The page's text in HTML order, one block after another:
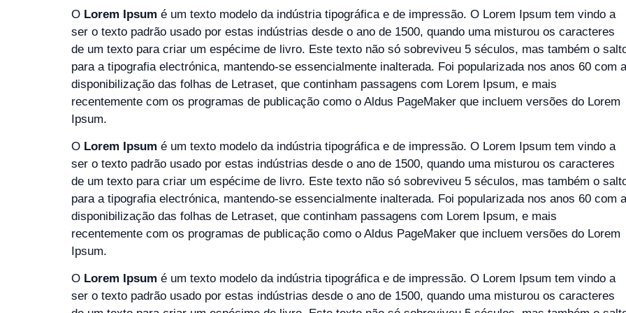
O Lorem Ipsum é um texto modelo da indústria tipográfica e de impressão. O Lorem Ipsum tem vindo a
ser o texto padrão usado por estas indústrias desde o ano de 1500, quando uma misturou os caracteres
de um texto para criar um espécime de livro. Este texto não só sobreviveu 5 séculos, mas também o
para a tipografia electrónica, mantendo-se essencialmente inalterada. Foi popularizada nos anos 60 com a
disponibilização das folhas de Letraset, que continham passagens com Lorem Ipsum, e mais
recentemente com os programas de publicação como o Aldus PageMaker que incluem versões do Lorem
Ipsum.
O Lorem Ipsum é um texto modelo da indústria tipográfica e de impressão. O Lorem Ipsum tem vindo a
ser o texto padrão usado por estas indústrias desde o ano de 1500, quando uma misturou os caracteres
de um texto para criar um espécime de livro. Este texto não só sobreviveu 5 séculos, mas também o
para a tipografia electrónica, mantendo-se essencialmente inalterada. Foi popularizada nos anos 60 com a
disponibilização das folhas de Letraset, que continham passagens com Lorem Ipsum, e mais
recentemente com os programas de publicação como o Aldus PageMaker que incluem versões do Lorem
Ipsum.
O Lorem Ipsum é um texto modelo da indústria tipográfica e de impressão. O Lorem Ipsum tem vindo a
ser o texto padrão usado por estas indústrias desde o ano de 1500, quando uma misturou os caracteres